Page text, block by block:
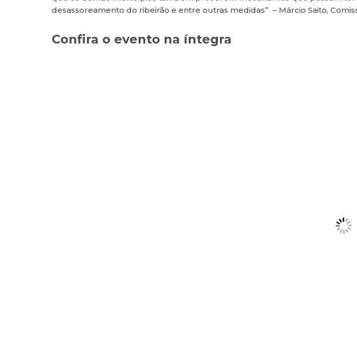
desassoreamento do ribeirão e entre outras medidas” – Márcio Saito,
Confira o evento na íntegra